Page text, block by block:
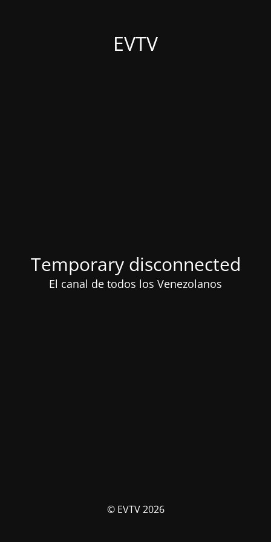
EVTV
Temporary disconnected
El canal de todos los Venezolanos
© EVTV 2026